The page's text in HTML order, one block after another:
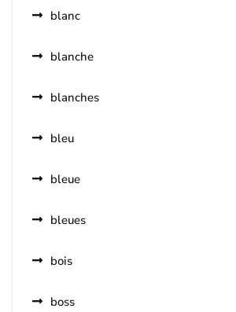
blanc
blanche
blanches
bleu
bleue
bleues
bois
boss